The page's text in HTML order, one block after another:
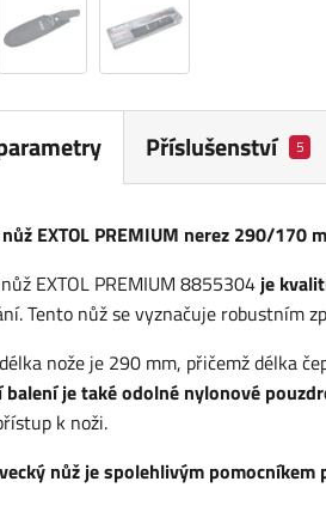
Příslušenství 5
EXTOL PREMIUM nerez 290/170
EXTOL PREMIUM 8855304je
Tento nůž se vyznačuje robustním
nože je 290 mm, přičemž délka
balení je také odolné nylonové
k noži.
nůž je spolehlivým